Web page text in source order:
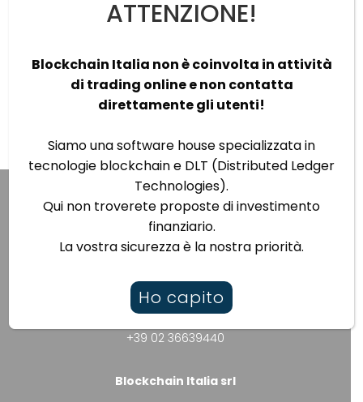
servizi digitali e innovativi utili alle
imprese nel nuovo scenario produttivo
diffusione del Covid-19.
Continua la lettura
Vuoi lanciare un progetto web3 di successo?
Contattaci!
info@blockchainitalia.io
+39 02 36639440
Blockchain Italia srl
ATTENZIONE!
Blockchain Italia non è coinvolta in attività
di trading online e non contatta
direttamente gli utenti!
Siamo una software house specializzata in
tecnologie blockchain e DLT (Distributed Ledger
Technologies).
Qui non troverete proposte di investimento
finanziario.
La vostra sicurezza è la nostra priorità.
Ho capito